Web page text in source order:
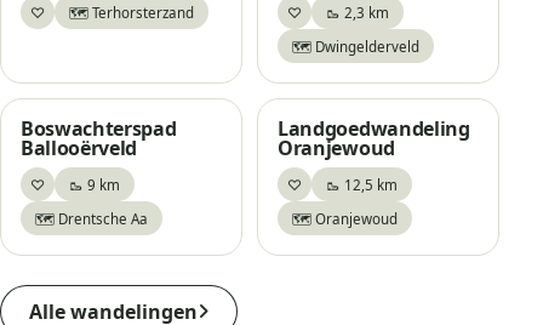
♡Bewaar🗺️ Terhorsterzand ♡Bewaar🥾 2,3 km
🗺️ Dwingelderveld
Boswachterspad
Ballooërveld
♡Bewaar🥾 9 km
🗺️ Drentsche Aa
Landgoedwandeling
Oranjewoud
♡Bewaar🥾 12,5 km
🗺️ Oranjewoud
Alle wandelingen